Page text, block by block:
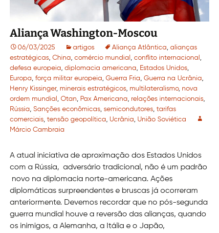
Aliança Washington-Moscou
06/03/2025 artigos Aliança Atlântica alianças
estratégicas China comércio mundial conflito internacional
defesa europeia diplomacia americana Estados Unidos
Europa força militar europeia Guerra Fria Guerra na Ucrânia
Henry Kissinger, minerais estratégicos multilateralismo, nova
ordem mundial
Otan Pax Americana relações internacionais
Rússia Sanções econômicas semicondutores tarifas
comerciais tensão geopolítica Ucrânia
União Soviética
Márcio Cambraia
A atual iniciativa de aproximação dos Estados Unidos
com a Rússia, adversário tradicional, não é um padrão
novo na diplomacia norte-americana. Ações
diplomáticas surpreendentes e bruscas já ocorreram
anteriormente. Devemos recordar que no pós-segunda
guerra mundial houve a reversão das alianças, quando
os inimigos, a Alemanha, a Itália e o Japão,